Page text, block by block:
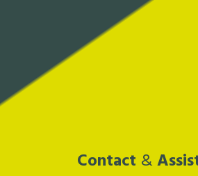
Contact &